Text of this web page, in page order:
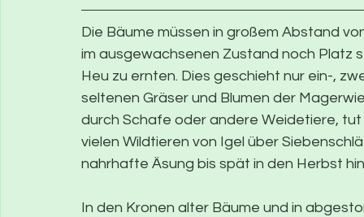
Die Bäume müssen in großem Abstand
im ausgewachsenen Zustand noch Platz
Heu zu ernten. Dies geschieht nur ein-,
seltenen Gräser und Blumen der
durch Schafe oder andere Weidetiere,
vielen Wildtieren von Igel über
nahrhafte Äsung bis spät in den Herbst
In den Kronen alter Bäume und in